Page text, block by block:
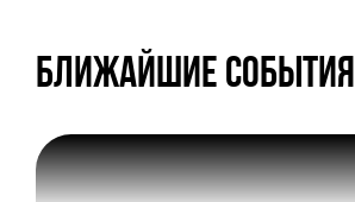
Ближайшие события